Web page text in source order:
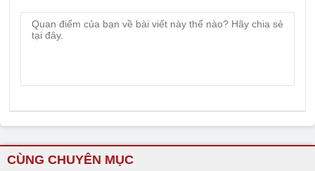
CÙNG CHUYÊN MỤC